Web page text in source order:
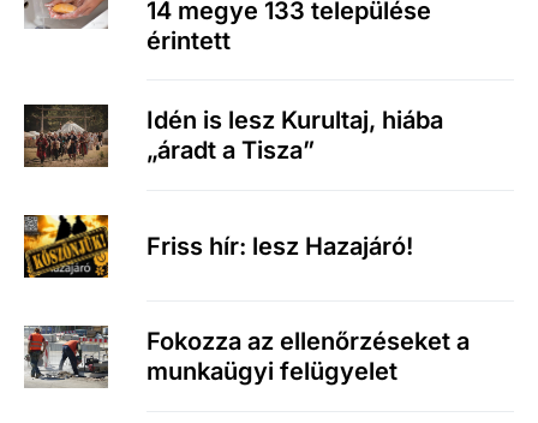
14 megye 133 települése
érintett
Idén is lesz Kurultaj, hiába
„áradt a Tisza”
Friss hír: lesz Hazajáró!
Fokozza az ellenőrzéseket a
munkaügyi felügyelet